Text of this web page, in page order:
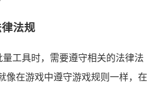
法规
量工具时，需要遵守相关的法律法
像在游戏中遵守游戏规则一样，在